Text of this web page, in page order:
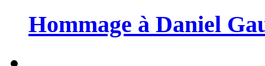
Hommage à Daniel